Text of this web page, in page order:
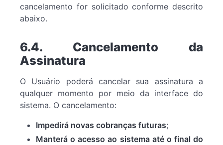
cancelamento for solicitado conforme descrito
abaixo.
6.4. Cancelamento da
Assinatura
O Usuário poderá cancelar sua assinatura a
qualquer momento por meio da interface do
sistema. O cancelamento:
Impedirá novas cobranças futuras;
Manterá o acesso ao sistema até o final do